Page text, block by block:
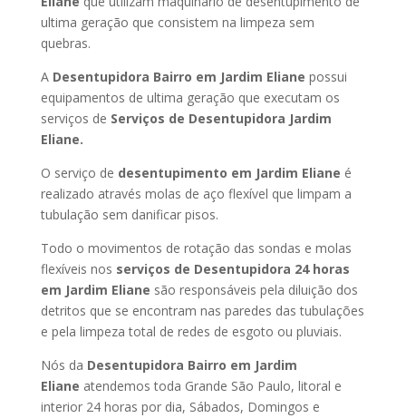
ultima geração que consistem na limpeza sem
quebras.
A Desentupidora Bairro em Jardim Eliane possui
equipamentos de ultima geração que executam os
serviços de Serviços de Desentupidora Jardim
Eliane.
O serviço de desentupimento em Jardim Eliane é
realizado através molas de aço flexível que limpam a
tubulação sem danificar pisos.
Todo o movimentos de rotação das sondas e molas
flexíveis nos serviços de Desentupidora 24 horas
em Jardim Eliane são responsáveis pela diluição dos
detritos que se encontram nas paredes das tubulações
e pela limpeza total de redes de esgoto ou pluviais.
Nós da Desentupidora Bairro em Jardim
Eliane atendemos toda Grande São Paulo, litoral e
interior 24 horas por dia, Sábados, Domingos e